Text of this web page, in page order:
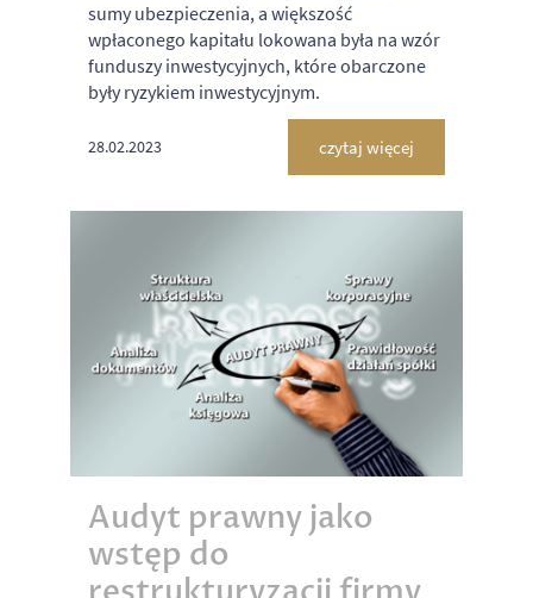
sumy ubezpieczenia, a większość
wpłaconego kapitału lokowana była na wzór
funduszy inwestycyjnych, które obarczone
były ryzykiem inwestycyjnym.
28.02.2023 czytaj więcej
Audyt prawny jako
wstęp do